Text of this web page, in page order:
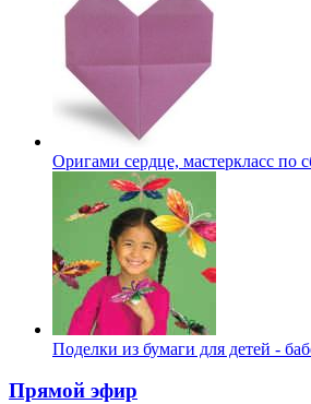
Оригами сердце, мастеркласс по
Поделки из бумаги для детей -
Прямой эфир